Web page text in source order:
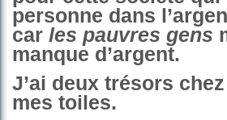
personne dans
car les pauvres gens
manque d’argent.
J’ai deux trésors
mes toiles.